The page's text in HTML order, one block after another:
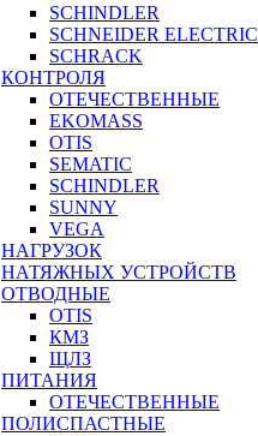
SCHINDLER
SCHNEIDER ELECTRIC
SCHRACK
КОНТРОЛЯ
ОТЕЧЕСТВЕННЫЕ
EKOMASS
OTIS
SEMATIC
SCHINDLER
SUNNY
VEGA
НАГРУЗОК
НАТЯЖНЫХ УСТРОЙСТВ
ОТВОДНЫЕ
OTIS
КМЗ
ЩЛЗ
ПИТАНИЯ
ОТЕЧЕСТВЕННЫЕ
ПОЛИСПАСТНЫЕ